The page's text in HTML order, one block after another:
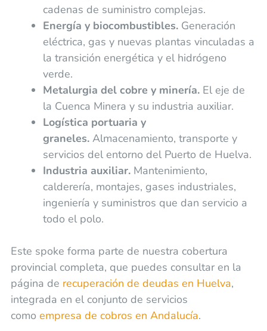
cadenas de suministro complejas.
Energía y biocombustibles.Generación
eléctrica, gas y nuevas plantas vinculadas a
la transición energética y el hidrógeno
verde.
Metalurgia del cobre y minería.El eje de
la Cuenca Minera y su industria auxiliar.
Logística portuaria y
graneles.Almacenamiento, transporte y
servicios del entorno del Puerto de Huelva.
Industria auxiliar.Mantenimiento,
calderería, montajes, gases industriales,
ingeniería y suministros que dan servicio a
todo el polo.
Este spoke forma parte de nuestra cobertura
provincial completa, que puedes consultar en la
página de recuperación de deudas en Huelva,
integrada en el conjunto de servicios
como empresa de cobros en Andalucía.